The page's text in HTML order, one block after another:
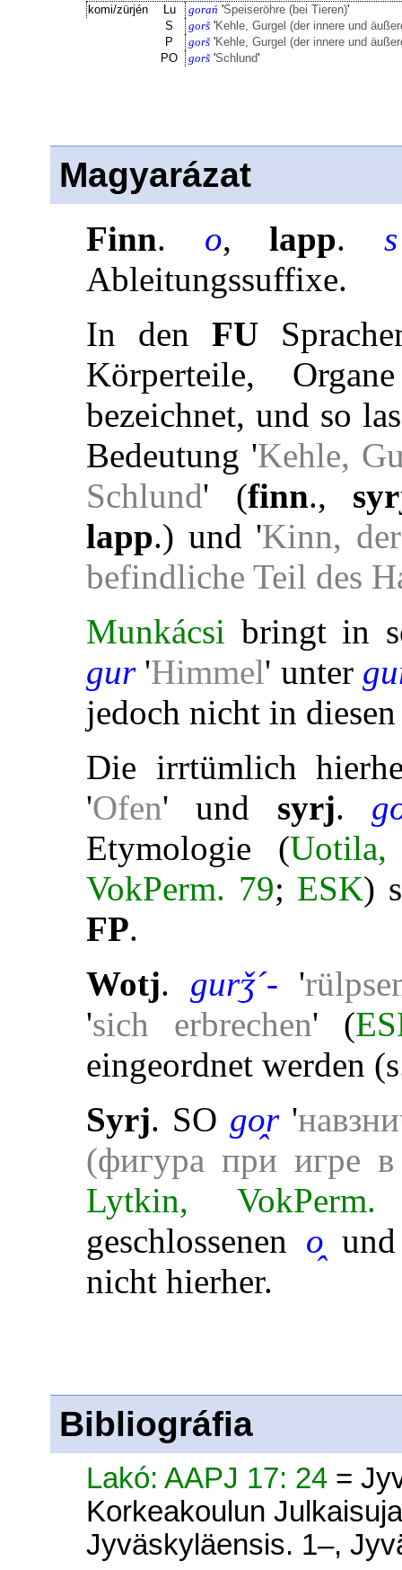
komi/zürjén Lu gorań 'Speiseröhre (bei Tieren)'
S
gorš'Kehle, Gurgel (der innere und
P
gorš'Kehle, Gurgel (der innere und
PO
gorš'Schlund'
Magyarázat
Finn. o,lapp. s
Ableitungssuffixe.
In den FU
Körperteile,
bezeichnet, und so
Bedeutung 'Kehle,
Schlund' (finn.,
lapp.) und 'Kinn,
befindliche Teil des
Munkácsi bringt in
gur'Himmel' unter
jedoch nicht in
Die irrtümlich
'Ofen' und syrj.
Etymologie (
VokPerm. 79; ESK)
FP.
Wotj. gurǯ´- '
'sich erbrechen' (
eingeordnet werden
Syrj. SO go̭r'
(фигура при игре
Lytkin,
geschlossenen o̭
nicht hierher.
Bibliográfia
Lakó: AAPJ 17: 24 =
Korkeakoulun
Jyväskyläensis. 1–,